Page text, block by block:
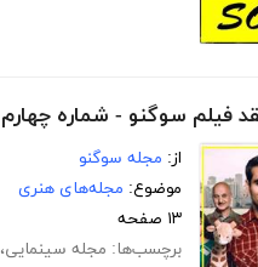
فیلم سوگنو - شماره چهارم
از: مجله سوگنو
موضوع: مجله‌های هنری
۱۳ صفحه
برچسب‌ها: مجله سینمایی،